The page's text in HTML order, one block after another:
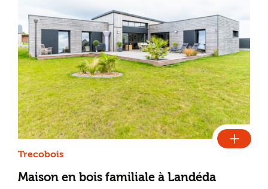
Trecobois
Maison en bois familiale à Landéda